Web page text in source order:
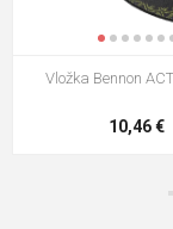
VM Footwear 3009
5,21 €